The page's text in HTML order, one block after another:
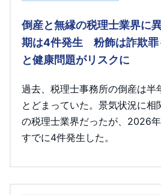
倒産と無縁の税理士業界に
期は4件発生 粉飾は詐欺罪
と健康問題がリスクに
過去、税理士事務所の倒産は半
とどまっていた。景気状況に相
の税理士業界だったが、2026
すでに4件発生した。